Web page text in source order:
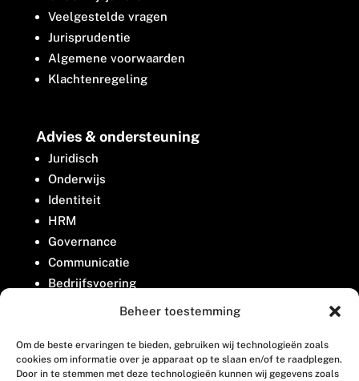
Beheer toestemming
Om de beste ervaringen te bieden, gebruiken wij technologieën zoals
cookies om informatie over je apparaat op te slaan en/of te raadplegen.
Door in te stemmen met deze technologieën kunnen wij gegevens zoals
Veelgestelde vragen
Jurisprudentie
Algemene voorwaarden
Klachtenregeling
Advies & ondersteuning
Juridisch
Onderwijs
Identiteit
HRM
Governance
Communicatie
Bedrijfsvoering
Belangenbehartiging
Contact